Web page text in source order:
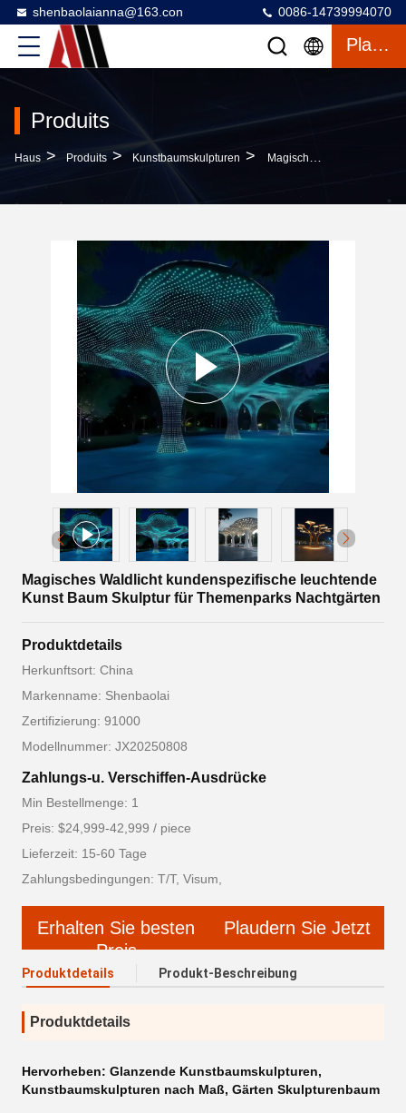
shenbaolaianna@163.con 0086-14739994070
Plaudern
Produits
Haus > Produits > Kunstbaumskulpturen > Magisches Waldlicht Kundenspezifische Leuchtende Kunst Baum Skulptur Für Themenparks Nachtgärten
Magisches Waldlicht kundenspezifische leuchtende
Kunst Baum Skulptur für Themenparks Nachtgärten
Produktdetails
Herkunftsort: China
Markenname: Shenbaolai
Zertifizierung: 91000
Modellnummer: JX20250808
Zahlungs-u. Verschiffen-Ausdrücke
Min Bestellmenge: 1
Preis: $24,999-42,999 / piece
Lieferzeit: 15-60 Tage
Zahlungsbedingungen: T/T, Visum,
Erhalten Sie besten
Preis
Plaudern Sie Jetzt
Produktdetails Produkt-Beschreibung
Produktdetails
Hervorheben: Glanzende Kunstbaumskulpturen,
Kunstbaumskulpturen nach Maß, Gärten Skulpturenbaum